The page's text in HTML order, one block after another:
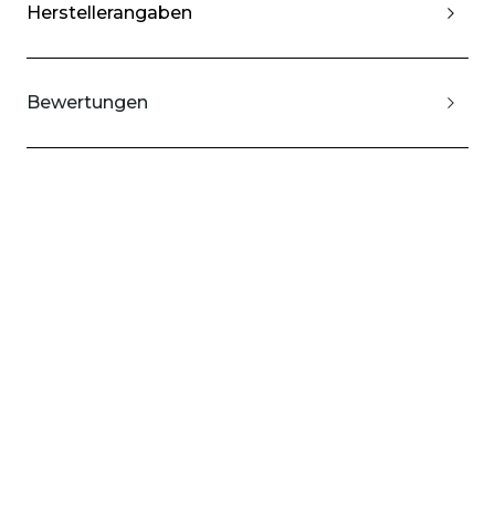
Herstellerangaben
Bewertungen